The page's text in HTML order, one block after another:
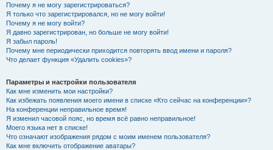
Почему я не могу зарегистрироваться?
Я только что зарегистрировался, но не могу войти!
Почему я не могу войти?
Я давно зарегистрирован, но больше не могу войти!
Я забыл пароль!
Почему мне периодически приходится повторять ввод имени и пароля?
Что делает функция «Удалить cookies»?
Параметры и настройки пользователя
Как мне изменить мои настройки?
Как избежать появления моего имени в списке «Кто сейчас на конференции»?
На конференции неправильное время!
Я изменил часовой пояс, но время всё равно неправильное!
Моего языка нет в списке!
Что означают изображения рядом с моим именем пользователя?
Как мне включить отображение аватары?